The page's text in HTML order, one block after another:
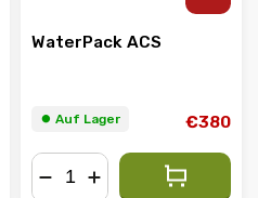
WaterPack ACS
⏺︎ Auf Lager €380